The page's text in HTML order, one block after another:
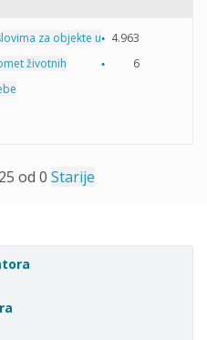
za objekte u
životnih
4.963
6
od 0 Starije